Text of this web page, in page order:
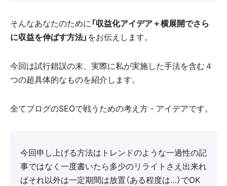
そんなあなたのために 「収益化アイデア＋横展開でさら
に収益を伸ばす方法」 をお伝えします。
今回は試行錯誤の末、実際に私が実施した手法を含む４
つの超具体的なものを紹介します。
全てブログのSEOで戦うための考え方・アイデアです。
今回申し上げる方法はトレンドのような一過性の記
事ではなく一度書いたら多少のリライトさえ出来れ
ばそれ以外は一定期間は放置（ある程度は…）でOK